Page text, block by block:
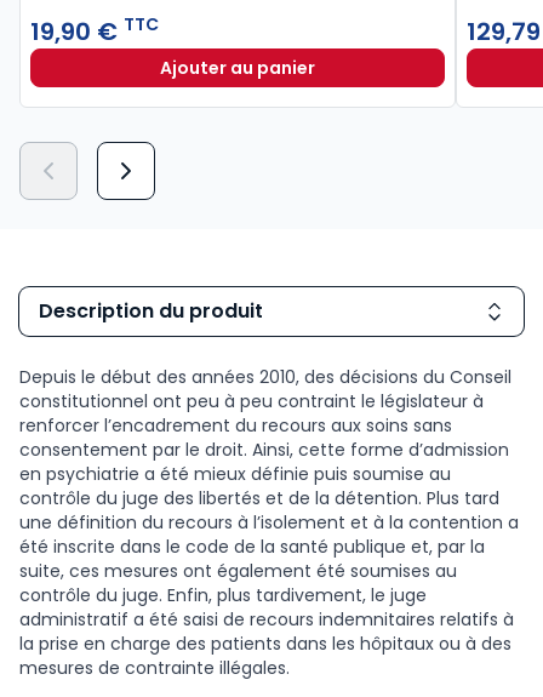
19,90 € TTC
Ajouter au panierLexique des termes juridiques
Description du produit
Depuis le début des années 2010, des décisions du Conseil
constitutionnel ont peu à peu contraint le législateur à
renforcer l’encadrement du recours aux soins sans
consentement par le droit. Ainsi, cette forme d’admission
en psychiatrie a été mieux définie puis soumise au
contrôle du juge des libertés et de la détention. Plus tard
une définition du recours à l’isolement et à la contention a
été inscrite dans le code de la santé publique et, par la
suite, ces mesures ont également été soumises au
contrôle du juge. Enfin, plus tardivement, le juge
administratif a été saisi de recours indemnitaires relatifs à
la prise en charge des patients dans les hôpitaux ou à des
mesures de contrainte illégales.